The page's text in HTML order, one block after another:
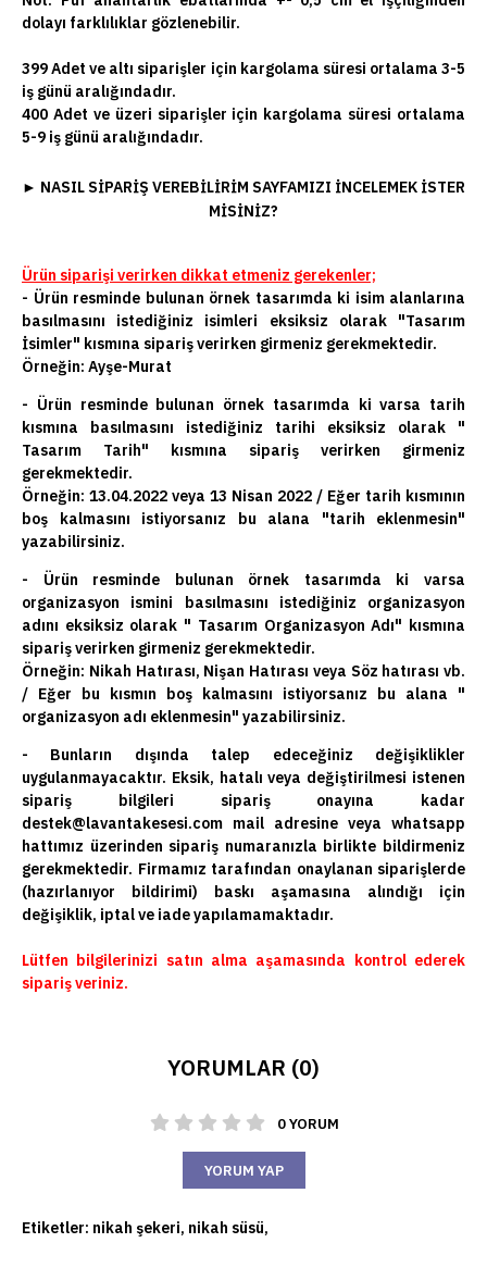
dolayı farklılıklar gözlenebilir.
399 Adet ve altı siparişler için kargolama süresi ortalama 3-5
iş günü aralığındadır.
400 Adet ve üzeri siparişler için kargolama süresi ortalama
5-9 iş günü aralığındadır.
► NASIL SIPARIŞ VEREBILIRIM SAYFAMIZI INCELEMEK ISTER
MISINIZ?
Ürün siparişi verirken dikkat etmeniz gerekenler;
- Ürün resminde bulunan örnek tasarımda ki isim alanlarına
basılmasını istediğiniz isimleri eksiksiz olarak "Tasarım
İsimler" kısmına sipariş verirken girmeniz gerekmektedir.
Örneğin: Ayşe-Murat
- Ürün resminde bulunan örnek tasarımda ki varsa tarih
kısmına basılmasını istediğiniz tarihi eksiksiz olarak "
Tasarım Tarih" kısmına sipariş verirken girmeniz
gerekmektedir.
Örneğin: 13.04.2022 veya 13 Nisan 2022 / Eğer tarih kısmının
boş kalmasını istiyorsanız bu alana "tarih eklenmesin"
yazabilirsiniz.
- Ürün resminde bulunan örnek tasarımda ki varsa
organizasyon ismini basılmasını istediğiniz organizasyon
adını eksiksiz olarak " Tasarım Organizasyon Adı" kısmına
sipariş verirken girmeniz gerekmektedir.
Örneğin: Nikah Hatırası, Nişan Hatırası veya Söz hatırası vb.
/ Eğer bu kısmın boş kalmasını istiyorsanız bu alana "
organizasyon adı eklenmesin" yazabilirsiniz.
- Bunların dışında talep edeceğiniz değişiklikler
uygulanmayacaktır. Eksik, hatalı veya değiştirilmesi istenen
sipariş bilgileri sipariş onayına kadar
destek@lavantakesesi.com mail adresine veya whatsapp
hattımız üzerinden sipariş numaranızla birlikte bildirmeniz
gerekmektedir. Firmamız tarafından onaylanan siparişlerde
(hazırlanıyor bildirimi) baskı aşamasına alındığı için
değişiklik, iptal ve iade yapılamamaktadır.
Lütfen bilgilerinizi satın alma aşamasında kontrol ederek
sipariş veriniz.
YORUMLAR (0)
0 YORUM
YORUM YAP
Etiketler: nikah şekeri, nikah süsü,